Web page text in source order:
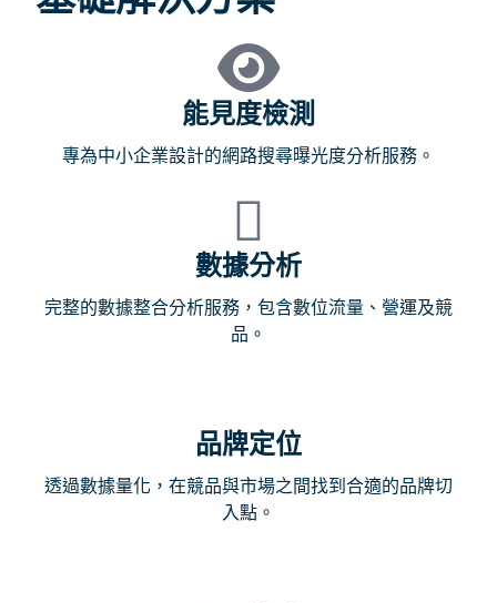
能見度檢測
專為中小企業設計的網路搜尋曝光度分析服務。
數據分析
完整的數據整合分析服務，包含數位流量、營運及競
品。
品牌定位
透過數據量化，在競品與市場之間找到合適的品牌切
入點。